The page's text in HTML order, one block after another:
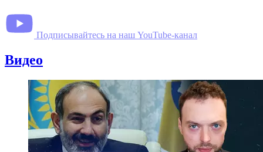
Подписывайтесь на наш YouTube-канал
Видео